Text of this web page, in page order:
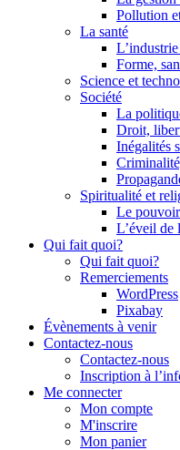
Pollution
La santé
Forme,
Science et
Société
La
Droit,
Inégalités
Spiritualité et
Le
L’éveil de
Qui fait quoi?
Qui fait quoi?
Remerciements
WordPress
Pixabay
Évènements à venir
Contactez-nous
Contactez-nous
Inscription à
Me connecter
Mon compte
M'inscrire
Mon panier